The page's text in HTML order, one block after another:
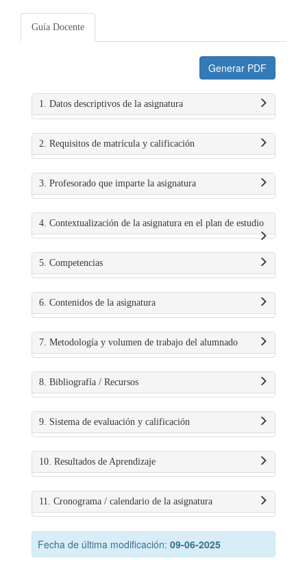
Guía Docente
Generar PDF
1. Datos descriptivos de la asignatura
2. Requisitos de matrícula y calificación
3. Profesorado que imparte la asignatura
4. Contextualización de la asignatura en el plan de estudio
5. Competencias
6. Contenidos de la asignatura
7. Metodología y volumen de trabajo del alumnado
8. Bibliografía / Recursos
9. Sistema de evaluación y calificación
10. Resultados de Aprendizaje
11. Cronograma / calendario de la asignatura
Fecha de última modificación: 09-06-2025